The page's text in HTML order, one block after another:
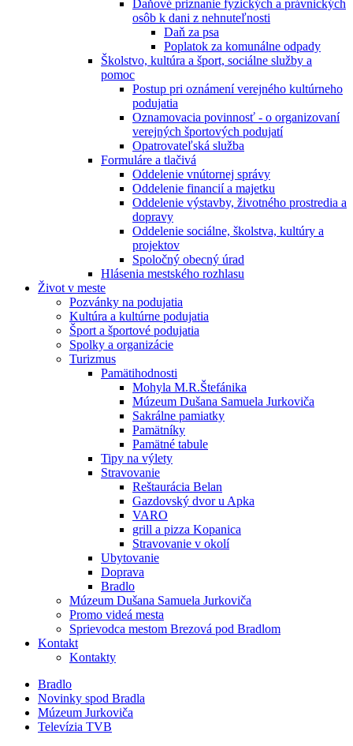
Daňové priznanie fyzických a právnických
osôb k dani z nehnuteľnosti
Daň za psa
Poplatok za komunálne odpady
Školstvo, kultúra a šport, sociálne služby a
pomoc
Postup pri oznámení verejného kultúrneho
podujatia
Oznamovacia povinnosť - o organizovaní
verejných športových podujatí
Opatrovateľská služba
Formuláre a tlačivá
Oddelenie vnútornej správy
Oddelenie financií a majetku
Oddelenie výstavby, životného prostredia a
dopravy
Oddelenie sociálne, školstva, kultúry a
projektov
Spoločný obecný úrad
Hlásenia mestského rozhlasu
Život v meste
Pozvánky na podujatia
Kultúra a kultúrne podujatia
Šport a športové podujatia
Spolky a organizácie
Turizmus
Pamätihodnosti
Mohyla M.R.Štefánika
Múzeum Dušana Samuela Jurkoviča
Sakrálne pamiatky
Pamätníky
Pamätné tabule
Tipy na výlety
Stravovanie
Reštaurácia Belan
Gazdovský dvor u Apka
VARO
grill a pizza Kopanica
Stravovanie v okolí
Ubytovanie
Doprava
Bradlo
Múzeum Dušana Samuela Jurkoviča
Promo videá mesta
Sprievodca mestom Brezová pod Bradlom
Kontakt
Kontakty
Bradlo
Novinky spod Bradla
Múzeum Jurkoviča
Televízia TVB